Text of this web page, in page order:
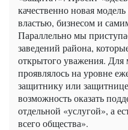
качественно новая
властью, бизнесом и
Параллельно мы
заведений района,
открытого уважения.
проявлялось на уровне
защитнику или
возможность оказать
отдельной «услугой», а
всего общества».